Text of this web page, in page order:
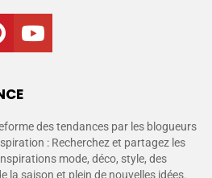
pinterestyoutube
des tendances par les blogueurs
: Recherchez et partagez les
mode, déco, style, des
la saison et plein de nouvelles idées.